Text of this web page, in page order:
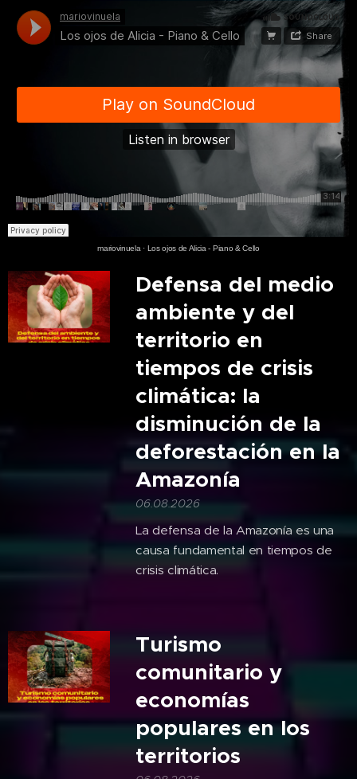
mariovinuela · Los ojos de Alicia - Piano & Cello
Defensa del medio
ambiente y del
territorio en
tiempos de crisis
climática: la
disminución de la
deforestación en la
Amazonía
06.08.2026
La defensa de la Amazonía es una
causa fundamental en tiempos de
crisis climática.
Turismo
comunitario y
economías
populares en los
territorios